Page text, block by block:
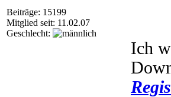
Beiträge: 15199
Mitglied seit: 11.02.07
Geschlecht:
Ich